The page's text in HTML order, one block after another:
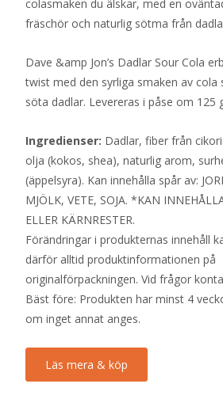
colasmaken du älskar, med en
fräschör och naturlig sötma från
Dave &amp Jon’s Dadlar Sour Cola
twist med den syrliga smaken av
söta dadlar. Levereras i påse om 125
Ingredienser: Dadlar, fiber från
olja (kokos, shea), naturlig arom,
(äppelsyra). Kan innehålla spår av:
MJÖLK, VETE, SOJA. *KAN
ELLER KÄRNRESTER.
Förändringar i produkternas innehåll
därför alltid produktinformationen på
originalförpackningen. Vid frågor
Bäst före: Produkten har minst 4
om inget annat anges.
Läs mera & köp